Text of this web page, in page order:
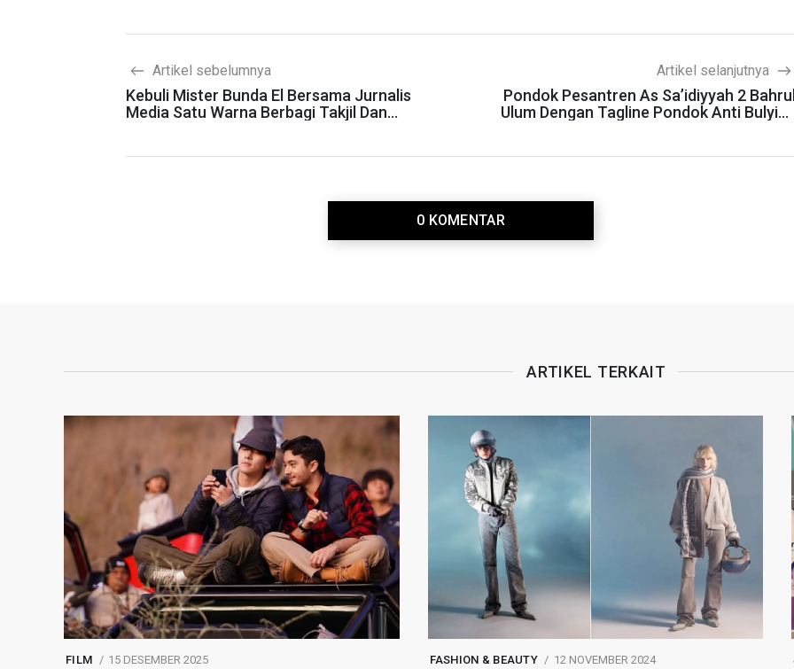
Artikel sebelumnya
Kebuli Mister Bunda El Bersama Jurnalis
Media Satu Warna Berbagi Takjil Dan
Artikel selanjutnya
Pondok Pesantren As Sa’idiyyah 2
Ulum Dengan Tagline Pondok Anti
0 KOMENTAR
ARTIKEL TERKAIT
FILM 15 DESEMBER 2025 FASHION & BEAUTY 12 NOVEMBER 2024